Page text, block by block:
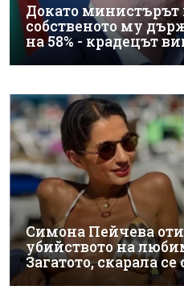
Докато министърът
собственото му
на 58% - крадецът
Симона Пейчева
убийството на
Загатото, скарала